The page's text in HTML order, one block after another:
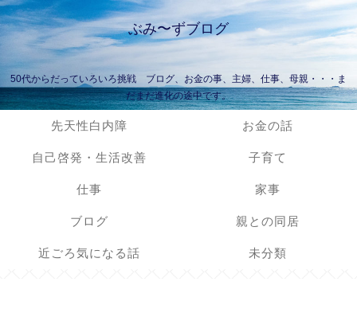
ぶみ〜ずブログ
50代からだっていろいろ挑戦 ブログ、お金の事、主婦、仕事、母親・・・ま
だまだ進化の途中です。
先天性白内障 お金の話
自己啓発・生活改善 子育て
仕事 家事
ブログ 親との同居
近ごろ気になる話 未分類